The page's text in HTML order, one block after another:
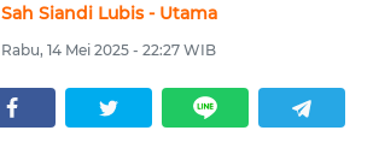
Sah Siandi Lubis - Utama
Rabu, 14 Mei 2025 - 22:27 WIB